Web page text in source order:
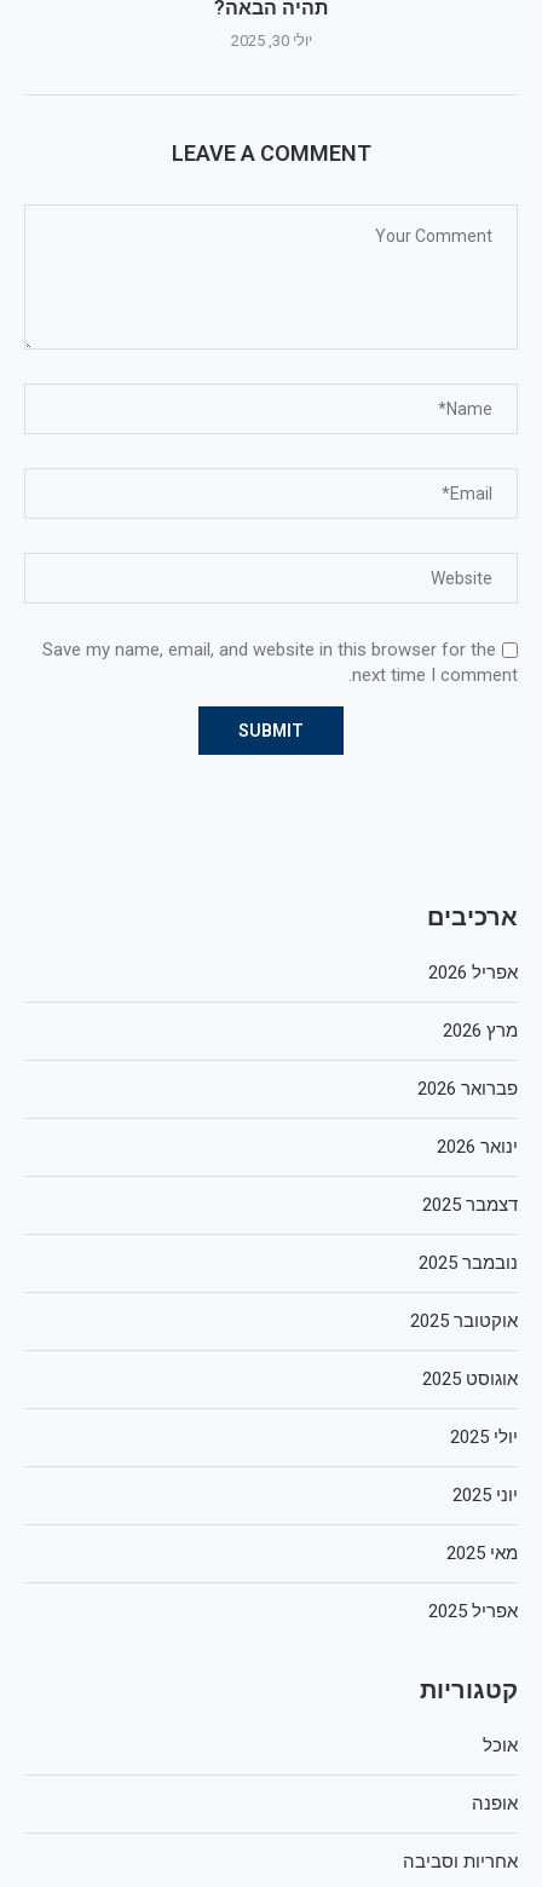
תהיה הבאה?
יולי 30, 2025
LEAVE A COMMENT
Save my name, email, and website in this browser for the
next time I comment.
ארכיבים
אפריל 2026
מרץ 2026
פברואר 2026
ינואר 2026
דצמבר 2025
נובמבר 2025
אוקטובר 2025
אוגוסט 2025
יולי 2025
יוני 2025
מאי 2025
אפריל 2025
קטגוריות
אוכל
אופנה
אחריות וסביבה